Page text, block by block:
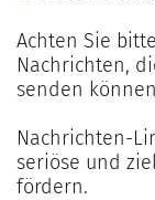
Achten Sie
Nachrichten,
senden
Nachrichten-
seriöse und
fördern.